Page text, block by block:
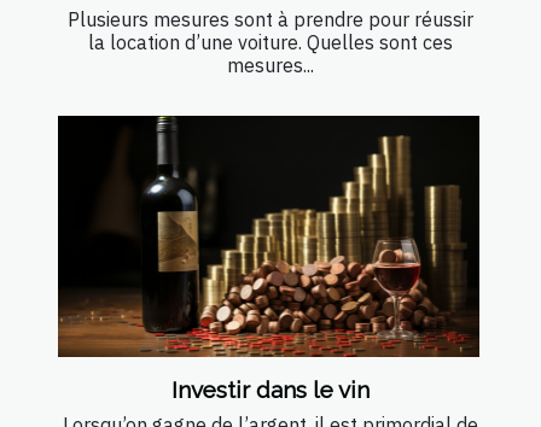
Plusieurs mesures sont à prendre pour réussir
la location d’une voiture. Quelles sont ces
mesures...
Investir dans le vin